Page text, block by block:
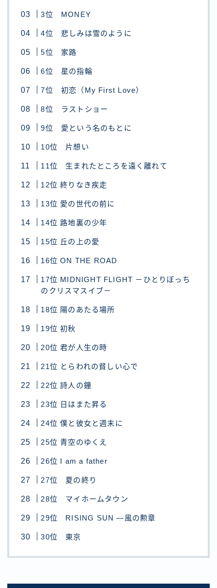
3位 MONEY
4位 悲しみは雪のように
5位 家路
6位 星の指輪
7位 初恋（My First Love）
8位 ラストショー
9位 愛という名のもとに
10位 片想い
11位 生まれたところを遠く離れて
12位 終りなき疾走
13位 愛の世代の前に
14位 路地裏の少年
15位 丘の上の愛
16位 ON THE ROAD
17位 MIDNIGHT FLIGHT －ひとりぼっち
のクリスマスイブ－
18位 陽のあたる場所
19位 初秋
20位 君が人生の時
21位 とらわれの貧しい心で
22位 詩人の鐘
23位 日はまた昇る
24位 僕と彼女と週末に
25位 青空のゆくえ
26位 I am a father
27位 夏の終り
28位 マイホームタウン
29位 RISING SUN ―風の勲章
30位 東京